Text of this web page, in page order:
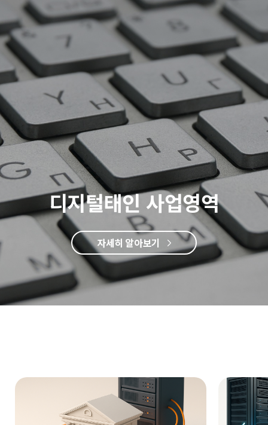
디지털태인 사업영역
자세히 알아보기